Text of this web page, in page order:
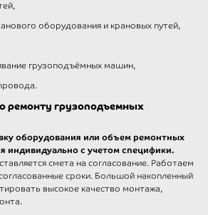
оборудования и крановых путей,
грузоподъёмных машин,
ремонту грузоподъемных
оборудования или объем ремонтных
индивидуально с учетом специфики.
смета на согласование. Работаем
сроки. Большой накопленный
высокое качество монтажа,